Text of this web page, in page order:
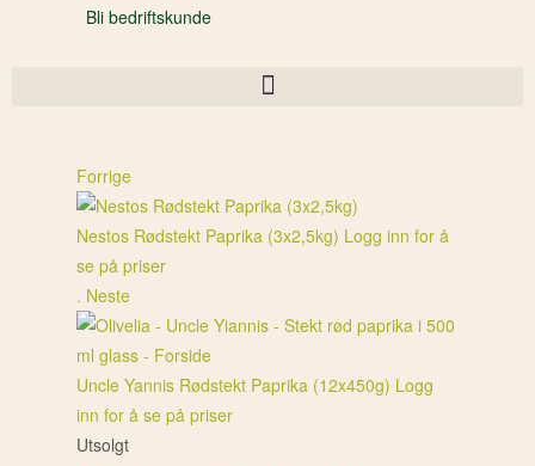
Bli bedriftskunde
Forrige
Nestos Rødstekt Paprika (3x2,5kg) Logg inn for å
se på priser
. Neste
Uncle Yannis Rødstekt Paprika (12x450g) Logg
inn for å se på priser
Utsolgt